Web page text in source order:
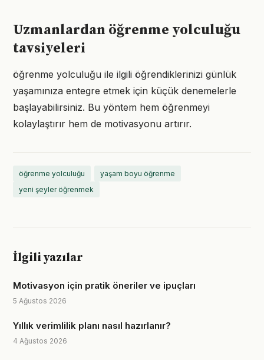
Uzmanlardan öğrenme yolculuğu
tavsiyeleri
öğrenme yolculuğu ile ilgili öğrendiklerinizi günlük
yaşamınıza entegre etmek için küçük denemelerle
başlayabilirsiniz. Bu yöntem hem öğrenmeyi
kolaylaştırır hem de motivasyonu artırır.
öğrenme yolculuğu
yaşam boyu öğrenme
yeni şeyler öğrenmek
İlgili yazılar
Motivasyon için pratik öneriler ve ipuçları
5 Ağustos 2026
Yıllık verimlilik planı nasıl hazırlanır?
4 Ağustos 2026